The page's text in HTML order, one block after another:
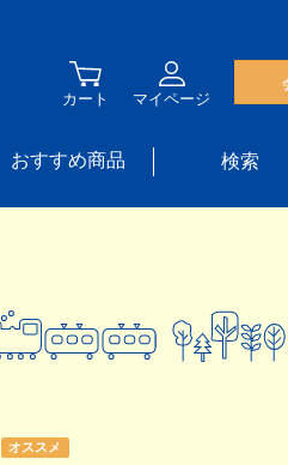
カート マイページ
おすすめ商品 検索
オススメ